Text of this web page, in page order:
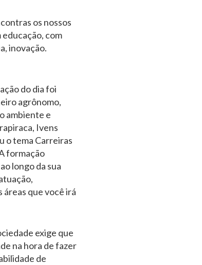
os nossos
educação, com
inovação.
do dia foi
agrônomo,
ambiente e
Ivens
o tema Carreiras
formação
longo da sua
que você irá
exige que
na hora de fazer
de